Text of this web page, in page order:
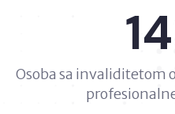
Osoba sa invaliditetom